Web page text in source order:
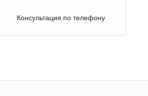
Консультация по телефону